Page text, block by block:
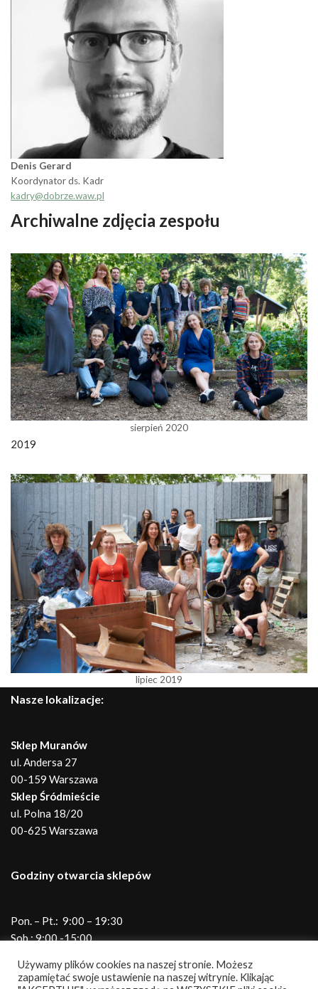
Denis Gerard
Koordynator ds. Kadr
kadry@dobrze.waw.pl
Archiwalne zdjęcia zespołu
sierpień 2020
2019
lipiec 2019
Nasze lokalizacje:
Sklep Muranów
ul. Andersa 27
00-159 Warszawa
Sklep Śródmieście
ul. Polna 18/20
00-625 Warszawa
Godziny otwarcia sklepów
Pon. – Pt.: 9:00 – 19:30
Sob.: 9:00 -15:00
Telefony do sklepów
Używamy plików cookies na naszej stronie. Możesz
zapamiętać swoje ustawienie na naszej witrynie. Klikając